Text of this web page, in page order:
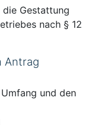
die Gestattung
nach § 12
Antrag
und den